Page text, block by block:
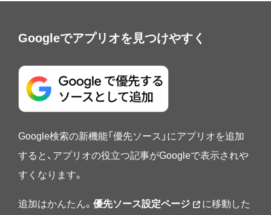
Googleでアプリオを見つけやすく
Google検索の新機能「優先ソース」にアプリオを追加
すると、アプリオの役立つ記事がGoogleで表示されや
すくなります。
追加はかんたん。 優先ソース設定ページ に移動した